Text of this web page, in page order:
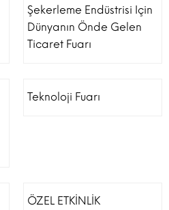
Şekerleme Endüstrisi Için
Dünyanın Önde Gelen
Ticaret Fuarı
Teknoloji Fuarı
ÖZEL ETKİNLİK